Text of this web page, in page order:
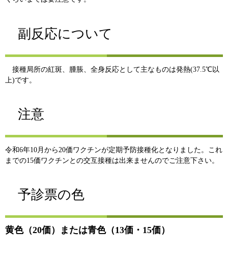
副反応について
接種局所の紅斑、腫脹、全身反応として主なものは発熱(37.5℃以
上)です。
注意
令和6年10月から20価ワクチンが定期予防接種化となりました。これ
までの15価ワクチンとの交互接種は出来ませんのでご注意下さい。
予診票の色
黄色（20価）または青色（13価・15価）